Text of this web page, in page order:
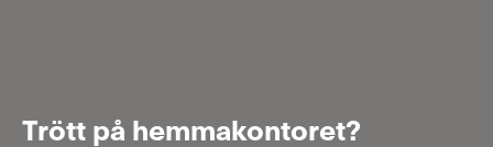
Trött på hemmakontoret?